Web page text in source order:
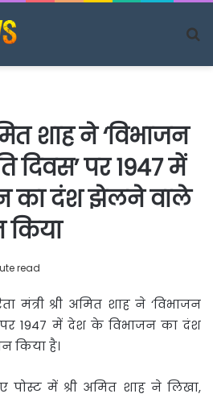
शाह ने ‘विभाजन
दिवस’ पर 1947 में
का दंश झेलने वाले
किया
read
मंत्री श्री अमित शाह ने ‘विभाजन
पर 1947 में देश के विभाजन का दंश
किया है।
पोस्ट में श्री अमित शाह ने लिखा,